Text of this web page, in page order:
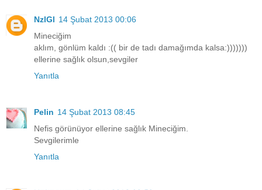
NzlGl 14 Şubat 2013 00:06
Mineciğim
aklım, gönlüm kaldı :(( bir de tadı damağımda kalsa:)))))))
ellerine sağlık olsun,sevgiler
Yanıtla
Pelin 14 Şubat 2013 08:45
Nefis görünüyor ellerine sağlık Mineciğim.
Sevgilerimle
Yanıtla